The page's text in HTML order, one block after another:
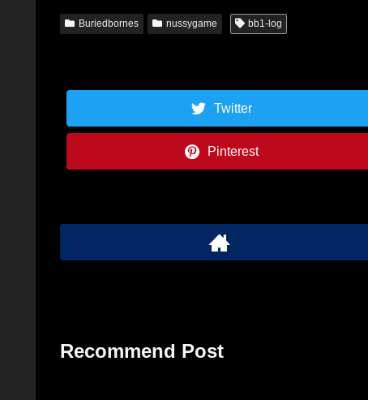
Buriedbornes nussygame bb1-log
Twitter
Pinterest
Recommend Post